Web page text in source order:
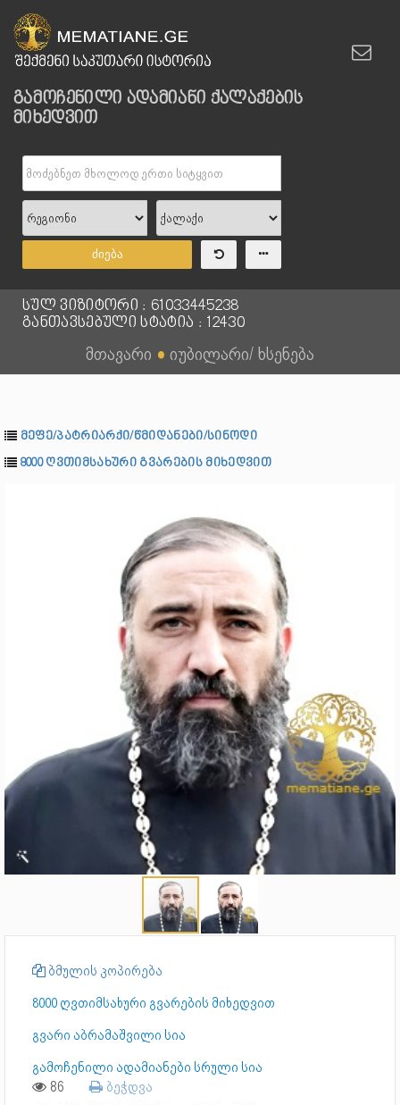
გამოჩენილი ადამიანი ქალაქების
მიხედვით
ძიება
სულ ვიზიტორი : 61033445238
განთავსებული სტატია : 12430
მთავარი ● იუბილარი/ ხსენება
მეფე/პატრიარქი/წმიდანები/სინოდი
8000 ღვთიმსახური გვარების მიხედვით
ბმულის კოპირება
8000 ღვთიმსახური გვარების მიხედვით
გვარი აბრამაშვილი სია
გამოჩენილი ადამიანები სრული სია
86 ბეჭდვა